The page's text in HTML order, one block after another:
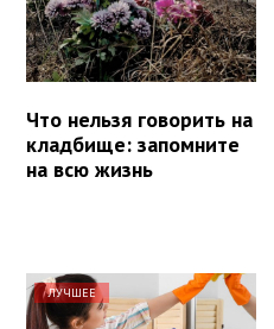
Что нельзя говорить на
кладбище: запомните
на всю жизнь
ЛУЧШЕЕ